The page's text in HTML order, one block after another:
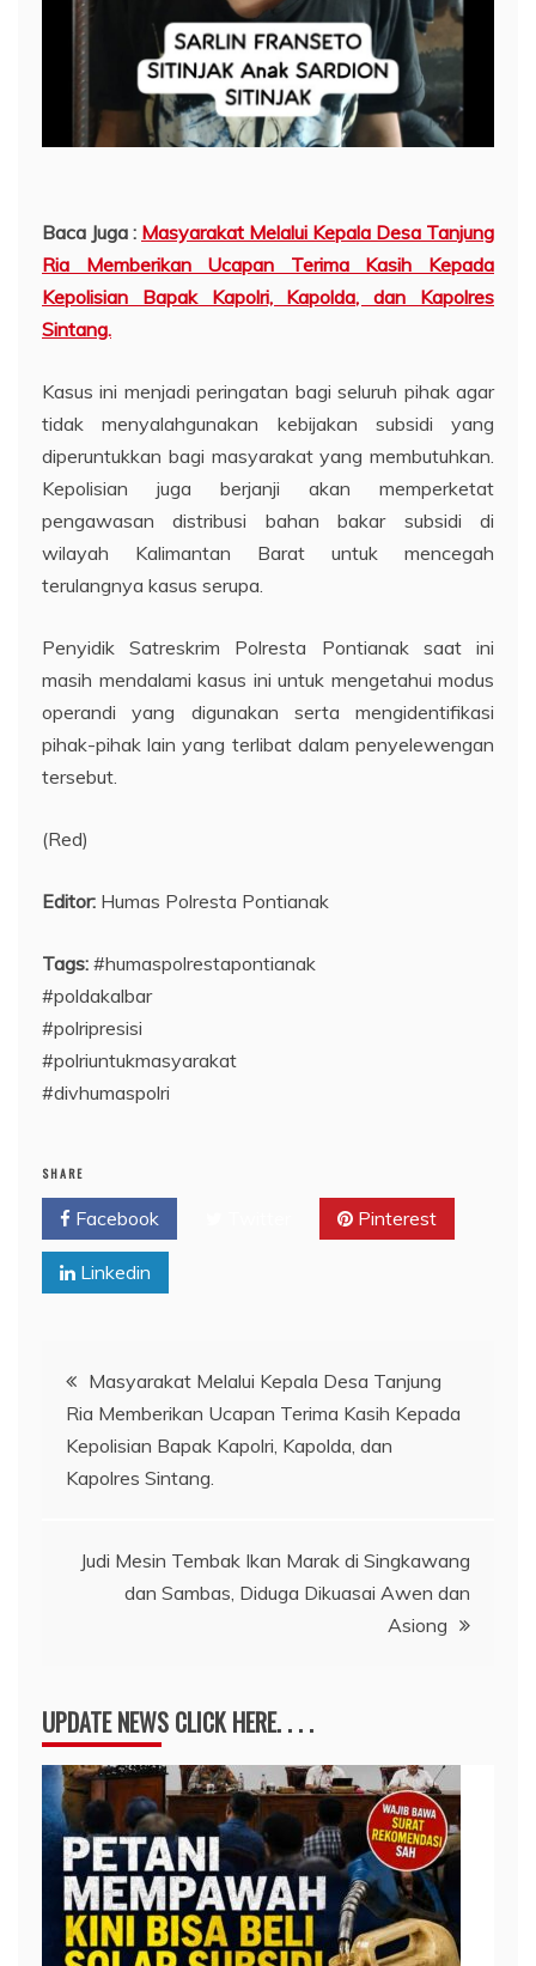
Baca Juga : Masyarakat Melalui Kepala Desa Tanjung
Ria Memberikan Ucapan Terima Kasih Kepada
Kepolisian Bapak Kapolri, Kapolda, dan Kapolres
Sintang.
Kasus ini menjadi peringatan bagi seluruh pihak agar
tidak menyalahgunakan kebijakan subsidi yang
diperuntukkan bagi masyarakat yang membutuhkan.
Kepolisian juga berjanji akan memperketat
pengawasan distribusi bahan bakar subsidi di
wilayah Kalimantan Barat untuk mencegah
terulangnya kasus serupa.
Penyidik Satreskrim Polresta Pontianak saat ini
masih mendalami kasus ini untuk mengetahui modus
operandi yang digunakan serta mengidentifikasi
pihak-pihak lain yang terlibat dalam penyelewengan
tersebut.
(Red)
Editor: Humas Polresta Pontianak
Tags: #humaspolrestapontianak
#poldakalbar
#polripresisi
#polriuntukmasyarakat
#divhumaspolri
SHARE
Facebook Pinterest
Linkedin
Navigasi
pos
Masyarakat Melalui Kepala Desa Tanjung
Ria Memberikan Ucapan Terima Kasih Kepada
Kepolisian Bapak Kapolri, Kapolda, dan
Kapolres Sintang.
Judi Mesin Tembak Ikan Marak di Singkawang
dan Sambas, Diduga Dikuasai Awen dan
Asiong
UPDATE NEWS CLICK HERE. . . .